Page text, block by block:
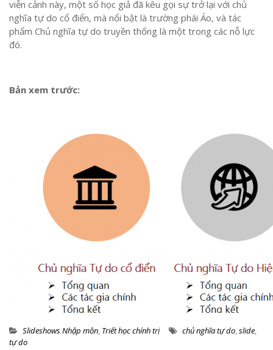
viễn cảnh này, một số học giả đã kêu gọi sự trở lại với chủ
nghĩa tự do cổ điển, mà nổi bật là trường phái Áo, và tác
phẩm Chủ nghĩa tự do truyền thống là một trong các nỗ lực
đó.
Bản xem trước:
Slideshows Nhập môn Triết học chính trị chủ nghĩa tự do slide
tự do